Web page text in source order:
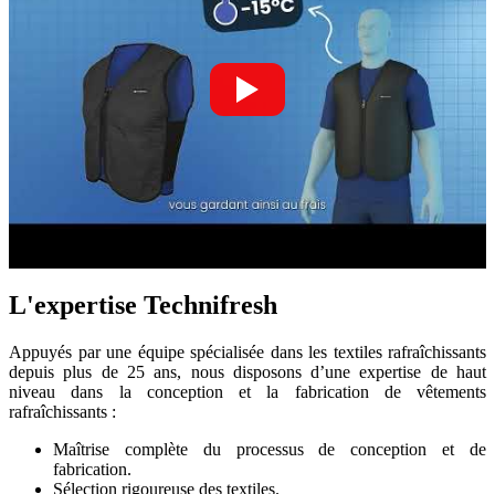
L'expertise Technifresh
Appuyés par une équipe spécialisée dans les textiles rafraîchissants
depuis plus de 25 ans, nous disposons d’une expertise de haut
niveau dans la conception et la fabrication de vêtements
rafraîchissants :
Maîtrise complète du processus de conception et de
fabrication.
Sélection rigoureuse des textiles.